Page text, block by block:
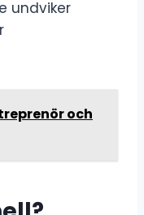
undviker
och